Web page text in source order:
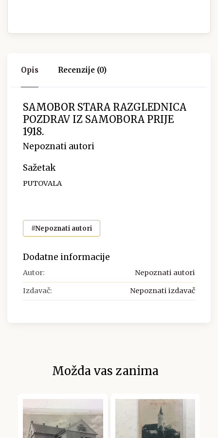
Opis Recenzije (0)
SAMOBOR STARA RAZGLEDNICA
POZDRAV IZ SAMOBORA PRIJE
1918.
Nepoznati autori
Sažetak
PUTOVALA
#Nepoznati autori
Dodatne informacije
Autor: Nepoznati autori
Izdavač: Nepoznati izdavač
Možda vas zanima